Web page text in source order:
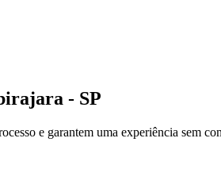
- SP
e garantem uma experiência sem